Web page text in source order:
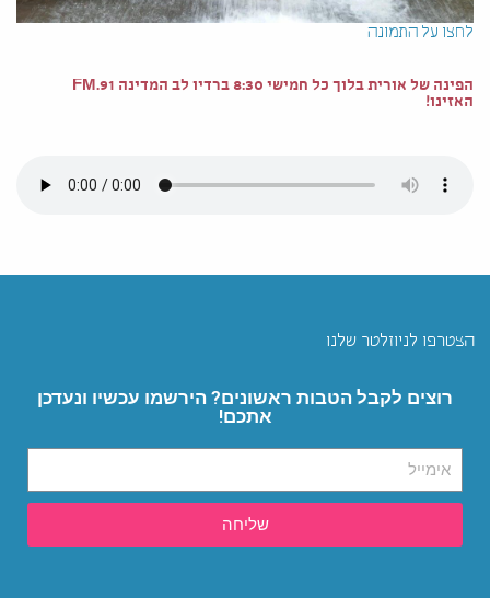
לחצו על התמונה
הפינה של אורית בלוך כל חמישי 8:30 ברדיו לב המדינה 91.FM
האזינו!
הצטרפו לניוזלטר שלנו
רוצים לקבל הטבות ראשונים? הירשמו עכשיו ונעדכן
אתכם!
שליחה